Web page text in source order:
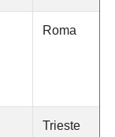
Roma
Trieste